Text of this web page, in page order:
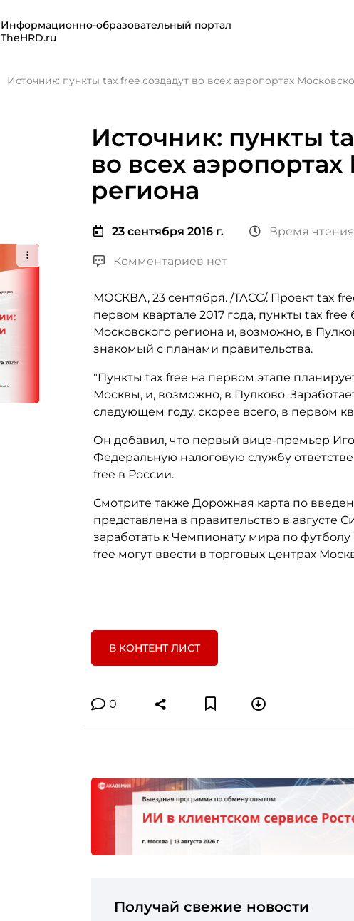
Информационно-образовательный портал
TheHRD.ru
Источник: пункты tax free создадут во всех аэропортах
Источник: пункты
во всех
региона
23 сентября 2016 г. Время
Комментариев нет
МОСКВА, 23 сентября. /ТАСС/. Проект tax
первом квартале 2017 года, пункты tax free
Московского региона и, возможно, в
знакомый с планами правительства.
"Пункты tax free на первом этапе
Москвы, и, возможно, в Пулково.
следующем году, скорее всего, в первом
Он добавил, что первый вице-премьер
Федеральную налоговую службу
free в России.
Смотрите также Дорожная карта по
представлена в правительство в августе
заработать к Чемпионату мира по футболу
free могут ввести в торговых центрах
В КОНТЕНТ ЛИСТ
0
Получай свежие новости